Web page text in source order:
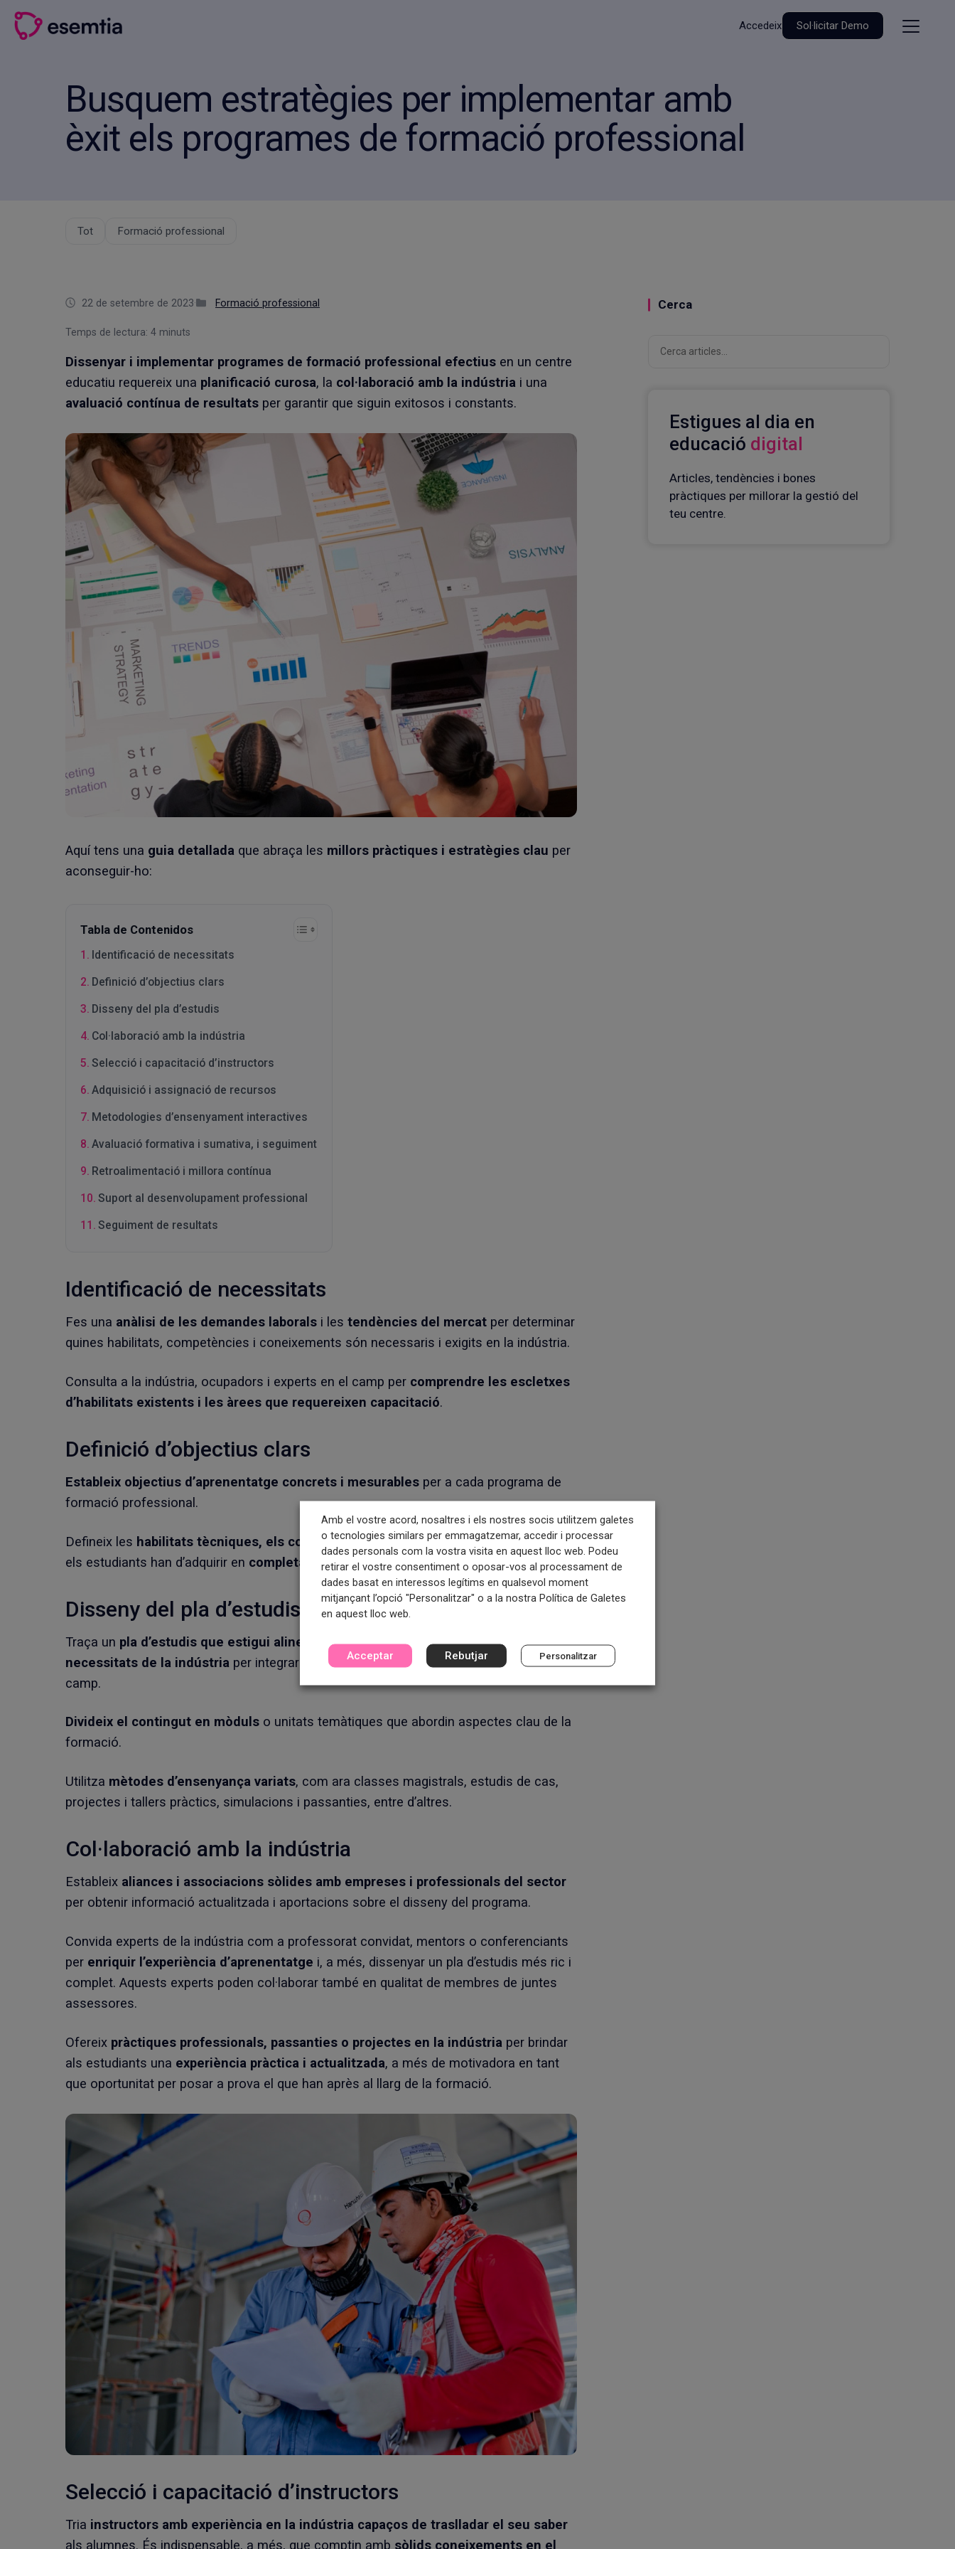
Vés
contingut
Accedeix Sol·licitar Demo
Busquem estratègies per implementar amb
èxit els programes de formació professional
Tot Formació professional
22 de setembre de 2023· Formació professional
Temps de lectura: 4 minuts
Dissenyar i implementar programes de formació professional efectius en un centre
educatiu requereix una planificació curosa, la col·laboració amb la indústria i una
avaluació contínua de resultats per garantir que siguin exitosos i constants.
Aquí tens una guia detallada que abraça les millors pràctiques i estratègies clau per
aconseguir-ho:
Tabla de Contenidos
Identificació de necessitats
Definició d’objectius clars
Disseny del pla d’estudis
Col·laboració amb la indústria
Selecció i capacitació d’instructors
Adquisició i assignació de recursos
Metodologies d’ensenyament interactives
Avaluació formativa i sumativa, i seguiment
Retroalimentació i millora contínua
Suport al desenvolupament professional
Seguiment de resultats
Identificació de necessitats
Fes una anàlisi de les demandes laborals i les tendències del mercat per determinar
quines habilitats, competències i coneixements són necessaris i exigits en la indústria.
Consulta a la indústria, ocupadors i experts en el camp per comprendre les escletxes
d’habilitats existents i les àrees que requereixen capacitació.
Definició d’objectius clars
Estableix objectius d’aprenentatge concrets i mesurables per a cada programa de
formació professional.
Defineix les habilitats tècniques, els coneixements teòrics i les competènciesque
els estudiants han d’adquirir en completar el programaper satisfer els objectius fixats.
Disseny del pla d’estudis
Traça un pla d’estudis que estigui alineat amb els objectius del programa i les
necessitats de la indústria per integrar tant la teoria com la pràctica rellevant per al
camp.
Divideix el contingut en mòduls o unitats temàtiques que abordin aspectes clau de la
formació.
Utilitza mètodes d’ensenyança variats, com ara classes magistrals, estudis de cas,
projectes i tallers pràctics, simulacions i passanties, entre d’altres.
Col·laboració amb la indústria
Estableix aliances i associacions sòlides amb empreses i professionals del sector
per obtenir informació actualitzada i aportacions sobre el disseny del programa.
Convida experts de la indústria com a professorat convidat, mentors o conferenciants
per enriquir l’experiència d’aprenentatge i, a més, dissenyar un pla d’estudis més ric i
complet. Aquests experts poden col·laborar també en qualitat de membres de juntes
assessores.
Ofereix pràctiques professionals, passanties o projectes en la indústria per brindar
als estudiants una experiència pràctica i actualitzada, a més de motivadora en tant
que oportunitat per posar a prova el que han après al llarg de la formació.
Selecció i capacitació d’instructors
Tria instructors amb experiència en la indústria capaços de traslladar el seu saber
als alumnes. És indispensable, a més, que comptin amb sòlids coneixements en el
Cerca
Estigues al dia en
educació digital
Articles, tendències i bones
pràctiques per millorar la gestió del
teu centre.
Amb el vostre acord, nosaltres i els nostres socis utilitzem galetes
o tecnologies similars per emmagatzemar, accedir i processar
dades personals com la vostra visita en aquest lloc web. Podeu
retirar el vostre consentiment o oposar-vos al processament de
dades basat en interessos legítims en qualsevol moment
mitjançant l’opció "Personalitzar" o a la nostra Política de Galetes
en aquest lloc web.
Acceptar Rebutjar Personalitzar